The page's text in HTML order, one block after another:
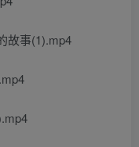
故事(1).mp4